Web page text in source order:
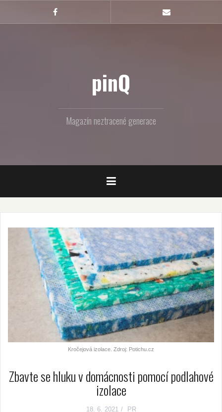
pinQ
Magazín neztracené generace
Kročejová izolace. Zdroj: Potichu.cz
Zbavte se hluku v domácnosti pomocí podlahové
izolace
18. 6. 2021 PR